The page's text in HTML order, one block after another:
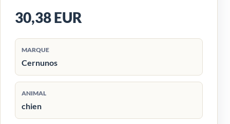
30,38 EUR
MARQUE
Cernunos
ANIMAL
chien